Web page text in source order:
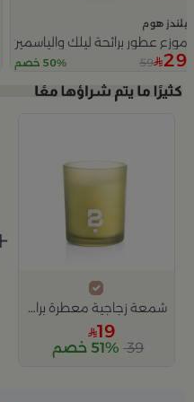
بلندز هوم
موزع عطور برائحة ليلك والياسمين 200 مل
29
59 50% خصم
Slide 1 of 2
شمعة زجاجية معطرة برائحة ليلك والياسمين 150 غرام
19
39 51% خصم